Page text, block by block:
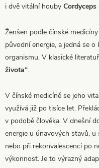
i dvě vitální houby Cordyceps
Ženšen podle čínské
původní energie, a jedná se
organismu. V klasické
života“.
V čínské medicíně se jeho
využívá již po tisíce let.
v podobě člověka. V dnešní
energie u únavových stavů,
nebo při rekonvalescenci po
výkonnost. Je to výrazný